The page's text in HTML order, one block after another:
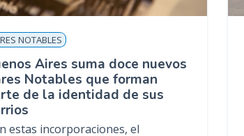
NOTABLES
Aires suma doce nuevos
Notables que forman
de la identidad de sus
estas incorporaciones, el